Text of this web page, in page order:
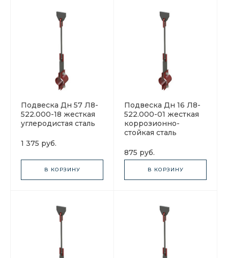
Подвеска Дн 57 Л8-
522.000-18 жесткая
углеродистая сталь
1 375 руб.
В КОРЗИНУ
Подвеска Дн 16 Л8-
522.000-01 жесткая
коррозионно-
стойкая сталь
875 руб.
В КОРЗИНУ